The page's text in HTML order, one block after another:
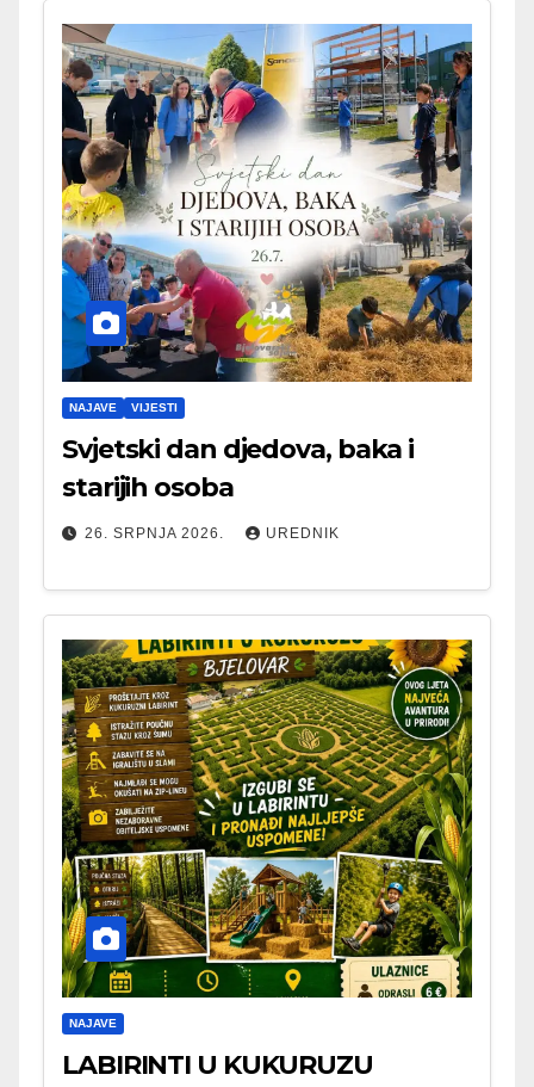
NAJAVE VIJESTI
Svjetski dan djedova, baka i
starijih osoba
26. SRPNJA 2026. UREDNIK
NAJAVE
LABIRINTI U KUKURUZU